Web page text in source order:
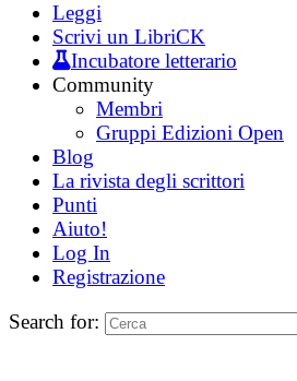
Leggi
Scrivi un LibriCK
Incubatore letterario
Community
Membri
Gruppi Edizioni Open
Blog
La rivista degli scrittori
Punti
Aiuto!
Log In
Registrazione
Search for: